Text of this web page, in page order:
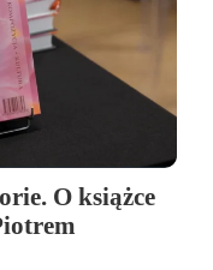
O książce